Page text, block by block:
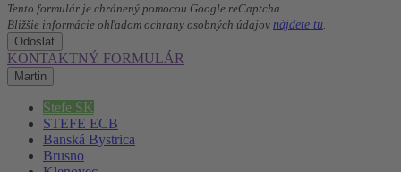
Tento formulár je chránený pomocou Google reCaptcha
Bližšie informácie ohľadom ochrany osobných údajov nájdete tu
Odoslať
KONTAKTNÝ FORMULÁR
Martin
Stefe SK
STEFE ECB
Banská Bystrica
Brusno